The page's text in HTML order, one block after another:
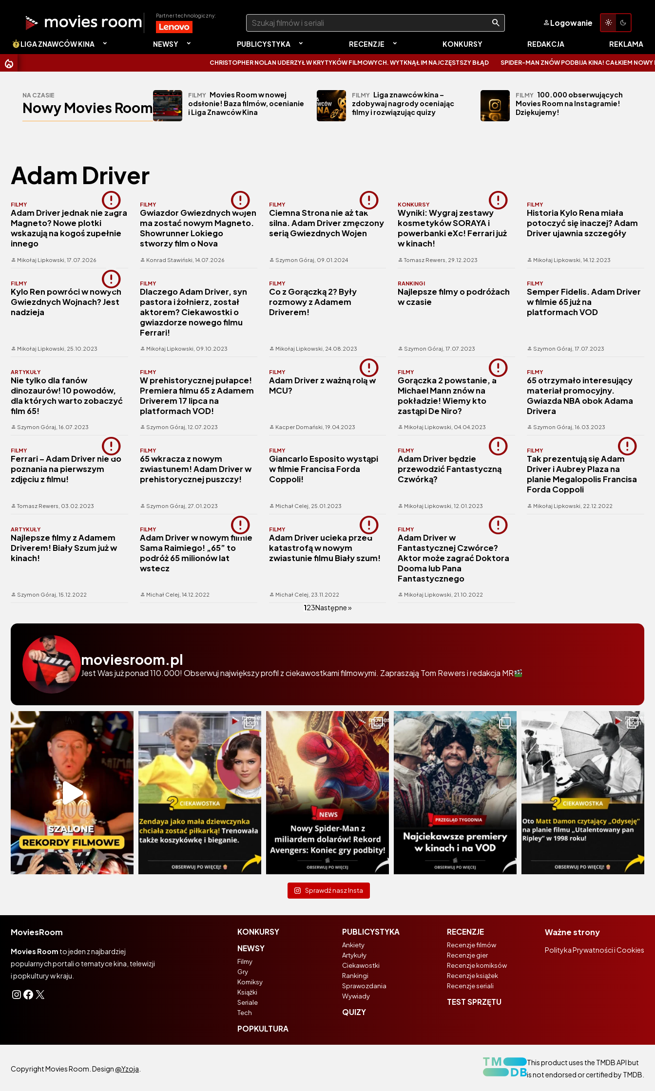
Partner technologiczny: Szukaj:
Logowanie
LIGA ZNAWCÓW KINA NEWSY PUBLICYSTYKA RECENZJE KONKURSY REDAKCJA REKLAMA
CHRISTOPHER NOLAN UDERZYŁ W KRYTYKÓW FILMOWYCH. WYTKNĄŁ IM NAJCZĘSTSZY BŁĄD SPIDER-MAN ZNÓW PODBIJA KINA! CAŁKIEM NOWY
NA CZASIE
Nowy Movies Room
FILMY Movies Room w nowej
odsłonie! Baza filmów, ocenianie
i Liga Znawców Kina
FILMY Liga znawców kina –
zdobywaj nagrody oceniając
filmy i rozwiązując quizy
FILMY 100.000 obserwujących
Movies Room na Instagramie!
Dziękujemy!
Adam Driver
FILMY
Adam Driver jednak nie zagra
Magneto? Nowe plotki
wskazują na kogoś zupełnie
innego
Mikołaj Lipkowski, 17.07.2026
FILMY
Gwiazdor Gwiezdnych wojen
ma zostać nowym Magneto.
Showrunner Lokiego
stworzy film o Nova
Konrad Stawiński, 14.07.2026
FILMY
Ciemna Strona nie aż tak
silna. Adam Driver zmęczony
serią Gwiezdnych Wojen
Szymon Góraj, 09.01.2024
KONKURSY
Wyniki: Wygraj zestawy
kosmetyków SORAYA i
powerbanki eXc! Ferrari już
w kinach!
Tomasz Rewers, 29.12.2023
FILMY
Historia Kylo Rena miała
potoczyć się inaczej? Adam
Driver ujawnia szczegóły
Mikołaj Lipkowski,14.12.2023
FILMY
Kylo Ren powróci w nowych
Gwiezdnych Wojnach? Jest
nadzieja
Mikołaj Lipkowski, 25.10.2023
FILMY
Dlaczego Adam Driver, syn
pastora i żołnierz, został
aktorem? Ciekawostki o
gwiazdorze nowego filmu
Ferrari!
Mikołaj Lipkowski, 09.10.2023
FILMY
Co z Gorączką 2? Były
rozmowy z Adamem
Driverem!
Mikołaj Lipkowski, 24.08.2023
RANKINGI
Najlepsze filmy o podróżach
w czasie
Szymon Góraj,17.07.2023
FILMY
Semper Fidelis. Adam Driver
w filmie 65 już na
platformach VOD
Szymon Góraj,17.07.2023
ARTYKUŁY
Nie tylko dla fanów
dinozaurów! 10 powodów,
dla których warto zobaczyć
film 65!
Szymon Góraj, 16.07.2023
FILMY
W prehistorycznej pułapce!
Premiera filmu 65 z Adamem
Driverem 17 lipca na
platformach VOD!
Szymon Góraj, 12.07.2023
FILMY
Adam Driver z ważną rolą w
MCU?
Kacper Domański, 19.04.2023
FILMY
Gorączka 2 powstanie, a
Michael Mann znów na
pokładzie! Wiemy kto
zastąpi De Niro?
Mikołaj Lipkowski, 04.04.2023
FILMY
65 otrzymało interesujący
materiał promocyjny.
Gwiazda NBA obok Adama
Drivera
Szymon Góraj,16.03.2023
FILMY
Ferrari – Adam Driver nie do
poznania na pierwszym
zdjęciu z filmu!
Tomasz Rewers, 03.02.2023
FILMY
65 wkracza z nowym
zwiastunem! Adam Driver w
prehistorycznej puszczy!
Szymon Góraj, 27.01.2023
FILMY
Giancarlo Esposito wystąpi
w filmie Francisa Forda
Coppoli!
Michał Celej, 25.01.2023
FILMY
Adam Driver będzie
przewodzić Fantastyczną
Czwórką?
Mikołaj Lipkowski,12.01.2023
FILMY
Tak prezentują się Adam
Driver i Aubrey Plaza na
planie Megalopolis Francisa
Forda Coppoli
Mikołaj Lipkowski, 22.12.2022
ARTYKUŁY
Najlepsze filmy z Adamem
Driverem! Biały Szum już w
kinach!
Szymon Góraj, 15.12.2022
FILMY
Adam Driver w nowym filmie
Sama Raimiego! „65” to
podróż 65 milionów lat
wstecz
Michał Celej, 14.12.2022
FILMY
Adam Driver ucieka przed
katastrofą w nowym
zwiastunie filmu Biały szum!
Michał Celej, 23.11.2022
FILMY
Adam Driver w
Fantastycznej Czwórce?
Aktor może zagrać Doktora
Dooma lub Pana
Fantastycznego
Mikołaj Lipkowski, 21.10.2022
123Następne »
moviesroom.pl
Jest Was już ponad 110.000! Obserwuj największy profil z ciekawostkami filmowymi. Zapraszają Tom Rewers i redakcja MR
Sprawdź nasz Insta
MoviesRoom
Movies Room to jeden z najbardziej
popularnych portali o tematyce kina, telewizji
i popkultury w kraju.
Instagram
Facebook
X
KONKURSY
NEWSY
Filmy
Gry
Komiksy
Książki
Seriale
Tech
POPKULTURA
PUBLICYSTYKA
Ankiety
Artykuły
Ciekawostki
Rankingi
Sprawozdania
Wywiady
QUIZY
RECENZJE
Recenzje filmów
Recenzje gier
Recenzje komiksów
Recenzje książek
Recenzje seriali
TEST SPRZĘTU
Ważne strony
Polityka Prywatności i Cookies
Copyright Movies Room. Design@Yzoja
This product uses the TMDB API but
is not endorsed or certified by TMDB.